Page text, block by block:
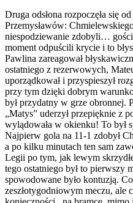
Druga odsłona rozpoczęła się
Przemysławów:
niespodziewanie zdobyli…
moment odpuścili krycie i to
Pawlina zareagował
ostatniego z rezerwowych,
uporządkował i przyspieszył
przy tym dzięki dobrym
był przydatny w grze obronnej.
„Matys” uderzył przepięknie z
wylądowała w okienku! To był
Najpierw gola na 11-1 zdobył
a po kilku minutach ten sam
Legii po tym, jak lewym
tego ostatniego był to pierwszy
spowodowane było kontuzją.
zeszłotygodniowym meczu, ale